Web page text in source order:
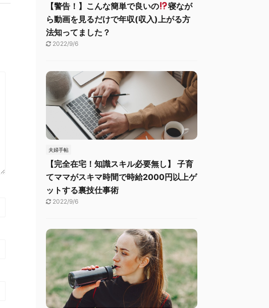
【警告！】こんな簡単で良いの
寝なが
ら動画を見るだけで年収(収入)上がる方
法知ってました？
2022/9/6
夫婦手帖
【完全在宅！知識スキル必要無し】 子育
てママがスキマ時間で時給2000円以上ゲ
ットする裏技仕事術
2022/9/6